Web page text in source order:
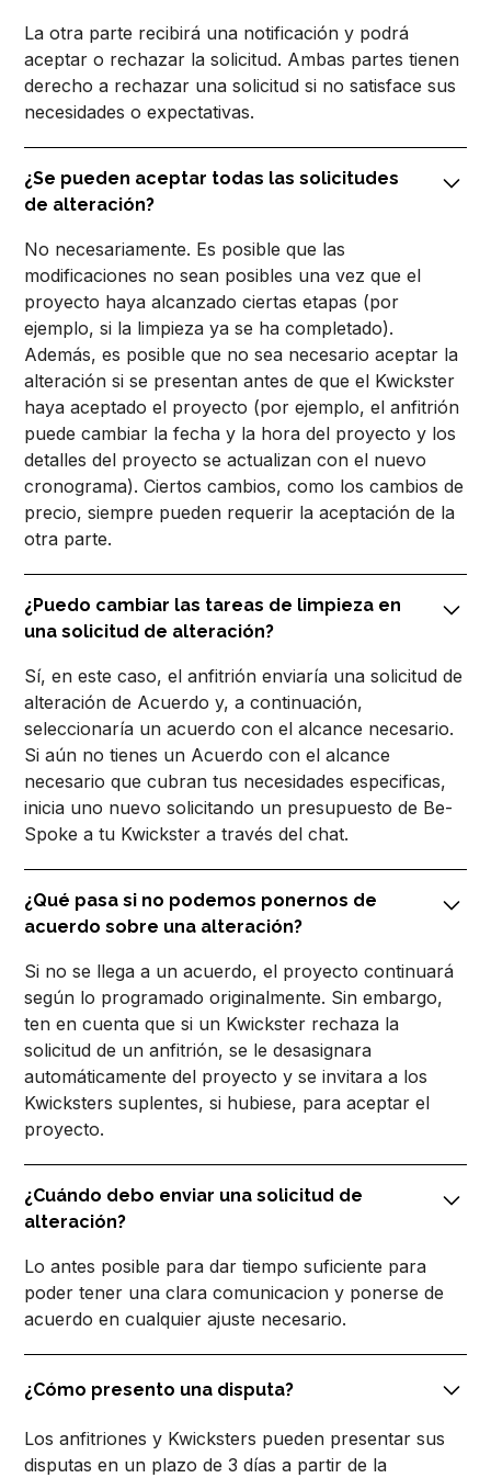
La otra parte recibirá una notificación y podrá
aceptar o rechazar la solicitud. Ambas partes tienen
derecho a rechazar una solicitud si no satisface sus
necesidades o expectativas.
¿Se pueden aceptar todas las solicitudes
de alteración?
No necesariamente. Es posible que las
modificaciones no sean posibles una vez que el
proyecto haya alcanzado ciertas etapas (por
ejemplo, si la limpieza ya se ha completado).
Además, es posible que no sea necesario aceptar la
alteración si se presentan antes de que el Kwickster
haya aceptado el proyecto (por ejemplo, el anfitrión
puede cambiar la fecha y la hora del proyecto y los
detalles del proyecto se actualizan con el nuevo
cronograma). Ciertos cambios, como los cambios de
precio, siempre pueden requerir la aceptación de la
otra parte.
¿Puedo cambiar las tareas de limpieza en
una solicitud de alteración?
Sí, en este caso, el anfitrión enviaría una solicitud de
alteración de Acuerdo y, a continuación,
seleccionaría un acuerdo con el alcance necesario.
Si aún no tienes un Acuerdo con el alcance
necesario que cubran tus necesidades especificas,
inicia uno nuevo solicitando un presupuesto de Be-
Spoke a tu Kwickster a través del chat.
¿Qué pasa si no podemos ponernos de
acuerdo sobre una alteración?
Si no se llega a un acuerdo, el proyecto continuará
según lo programado originalmente. Sin embargo,
ten en cuenta que si un Kwickster rechaza la
solicitud de un anfitrión, se le desasignara
automáticamente del proyecto y se invitara a los
Kwicksters suplentes, si hubiese, para aceptar el
proyecto.
¿Cuándo debo enviar una solicitud de
alteración?
Lo antes posible para dar tiempo suficiente para
poder tener una clara comunicacion y ponerse de
acuerdo en cualquier ajuste necesario.
¿Cómo presento una disputa?
Los anfitriones y Kwicksters pueden presentar sus
disputas en un plazo de 3 días a partir de la